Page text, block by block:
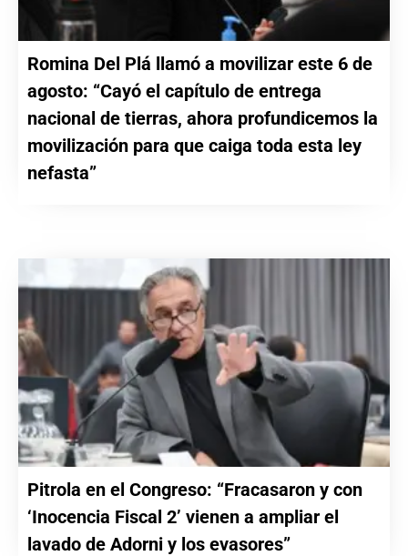
Romina Del Plá llamó a movilizar este 6 de
agosto: “Cayó el capítulo de entrega
nacional de tierras, ahora profundicemos la
movilización para que caiga toda esta ley
nefasta”
Pitrola en el Congreso: “Fracasaron y con
‘Inocencia Fiscal 2’ vienen a ampliar el
lavado de Adorni y los evasores”